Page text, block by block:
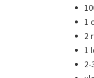
1
2
1
2-